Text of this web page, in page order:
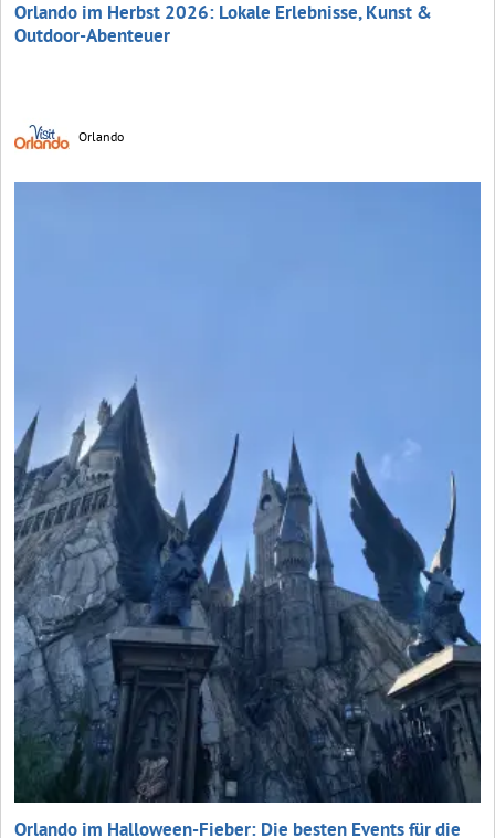
Orlando im Herbst 2026: Lokale Erlebnisse, Kunst &
Outdoor-Abenteuer
Orlando
Orlando im Halloween-Fieber: Die besten Events für die